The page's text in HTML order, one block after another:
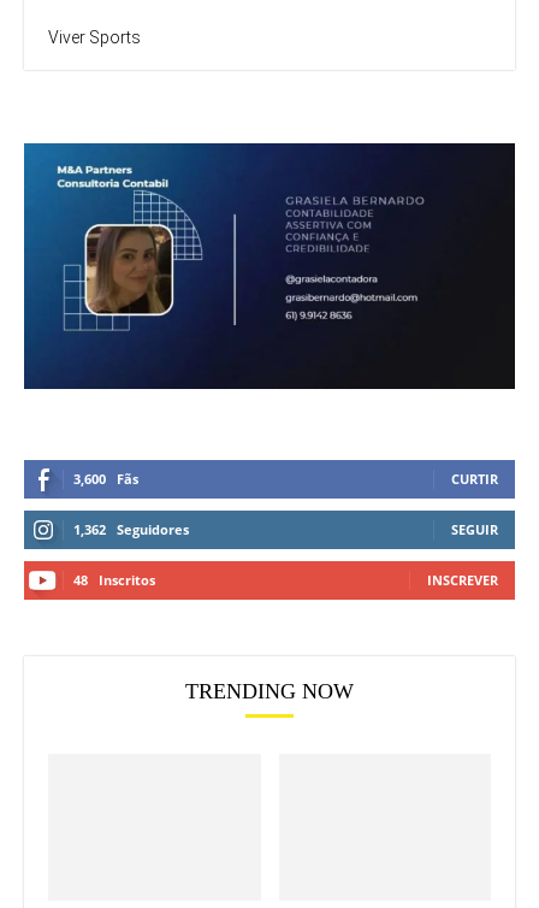
Viver Sports
3,600 Fãs CURTIR
1,362 Seguidores SEGUIR
48 Inscritos INSCREVER
TRENDING NOW